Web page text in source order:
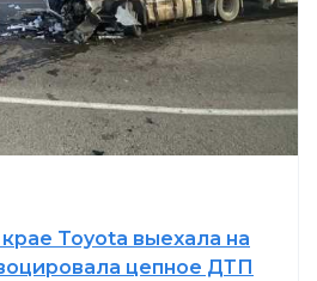
Toyota выехала на
цепное ДТП